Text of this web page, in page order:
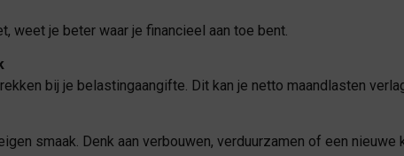
weet je beter waar je financieel aan toe bent.
bij je belastingaangifte. Dit kan je netto maandlasten
smaak. Denk aan verbouwen, verduurzamen of een nieuwe